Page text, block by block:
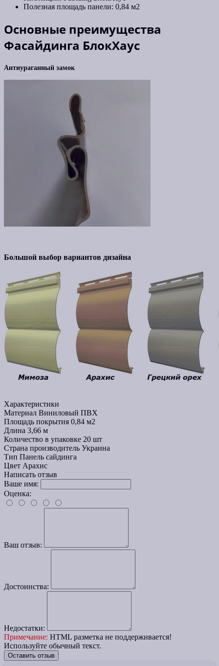
Полезная площадь панели: 0,84 м2
Основные преимущества
Фасайдинга БлокХаус
Антиураганный замок
Большой выбор вариантов дизайна
Характеристики
Материал Виниловый ПВХ
Площадь покрытия 0,84 м2
Длина 3,66 м
Количество в упаковке 20 шт
Страна производитель Украина
Тип Панель сайдинга
Цвет Арахис
Написать отзыв
Ваше имя:
Оценка:
Ваш отзыв:
Достоинства:
Недостатки:
Примечание: HTML разметка не поддерживается!
Используйте обычный текст.
Оставить отзыв